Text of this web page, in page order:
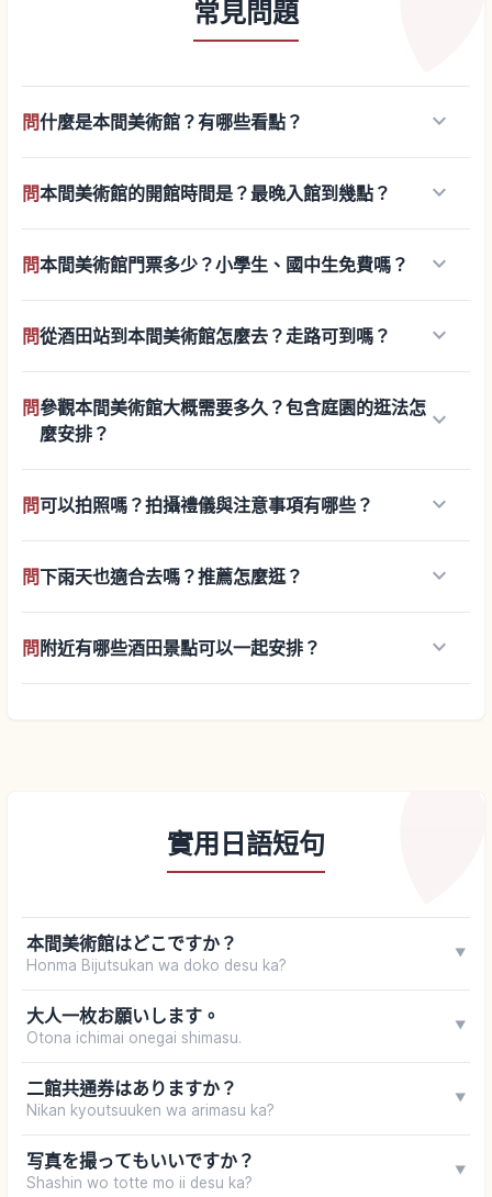
常見問題
問什麼是本間美術館？有哪些看點？ keyboard_arrow_down
問本間美術館的開館時間是？最晚入館到幾點？ keyboard_arrow_down
問本間美術館門票多少？小學生、國中生免費嗎？ keyboard_arrow_down
問從酒田站到本間美術館怎麼去？走路可到嗎？ keyboard_arrow_down
問參觀本間美術館大概需要多久？包含庭園的逛法怎
麼安排？
keyboard_arrow_down
問可以拍照嗎？拍攝禮儀與注意事項有哪些？ keyboard_arrow_down
問下雨天也適合去嗎？推薦怎麼逛？ keyboard_arrow_down
問附近有哪些酒田景點可以一起安排？ keyboard_arrow_down
實用日語短句
本間美術館はどこですか？
Honma Bijutsukan wa doko desu ka?
▼
大人一枚お願いします。
Otona ichimai onegai shimasu.
▼
二館共通券はありますか？
Nikan kyoutsuuken wa arimasu ka?
▼
写真を撮ってもいいですか？
Shashin wo totte mo ii desu ka?
▼